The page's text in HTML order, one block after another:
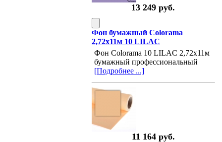
13 249 руб.
Фон бумажный Colorama
2,72х11м 10 LILAC
Фон Colorama 10 LILAC 2,72х11м
бумажный профессиональный
[Подробнее ...]
11 164 руб.